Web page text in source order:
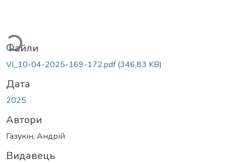
Файли
VI_10-04-2025-169-172.pdf(346,83 KB)
Дата
2025
Автори
Газукін, Андрій
Видавець